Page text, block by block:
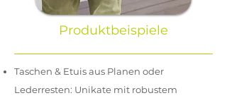
Produktbeispiele
Taschen & Etuis aus Planen oder
Lederresten: Unikate mit robustem